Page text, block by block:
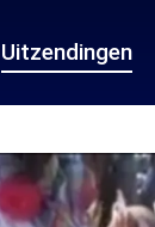
Uitzendingen